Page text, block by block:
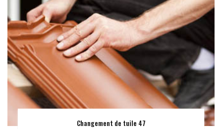
Changement de tuile 47